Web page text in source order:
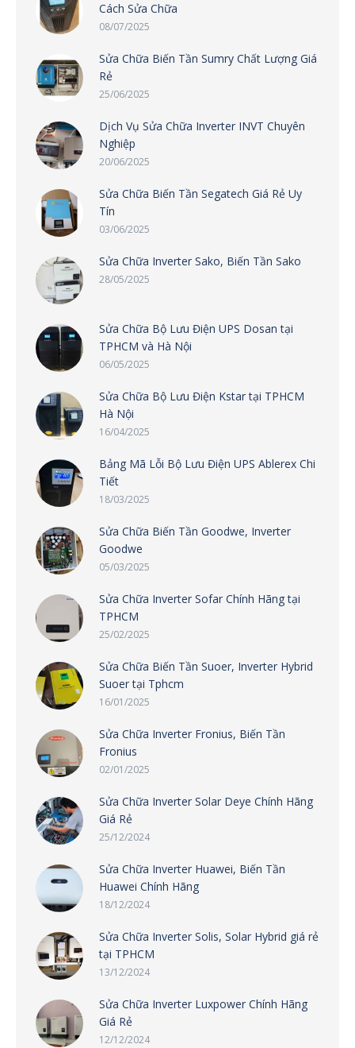
Cách Sửa Chữa
08/07/2025
Sửa Chữa Biến Tần Sumry Chất Lượng Giá
Rẻ
25/06/2025
Dịch Vụ Sửa Chữa Inverter INVT Chuyên
Nghiệp
20/06/2025
Sửa Chữa Biến Tần Segatech Giá Rẻ Uy
Tín
03/06/2025
Sửa Chữa Inverter Sako, Biến Tần Sako
28/05/2025
Sửa Chữa Bộ Lưu Điện UPS Dosan tại
TPHCM và Hà Nội
06/05/2025
Sửa Chữa Bộ Lưu Điện Kstar tại TPHCM
Hà Nội
16/04/2025
Bảng Mã Lỗi Bộ Lưu Điện UPS Ablerex Chi
Tiết
18/03/2025
Sửa Chữa Biến Tần Goodwe, Inverter
Goodwe
05/03/2025
Sửa Chữa Inverter Sofar Chính Hãng tại
TPHCM
25/02/2025
Sửa Chữa Biến Tần Suoer, Inverter Hybrid
Suoer tại Tphcm
16/01/2025
Sửa Chữa Inverter Fronius, Biến Tần
Fronius
02/01/2025
Sửa Chữa Inverter Solar Deye Chính Hãng
Giá Rẻ
25/12/2024
Sửa Chữa Inverter Huawei, Biến Tần
Huawei Chính Hãng
18/12/2024
Sửa Chữa Inverter Solis, Solar Hybrid giá rẻ
tại TPHCM
13/12/2024
Sửa Chữa Inverter Luxpower Chính Hãng
Giá Rẻ
12/12/2024